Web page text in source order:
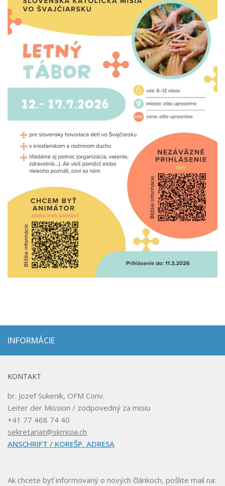
INFORMÁCIE
KONTAKT
br. Jozef Sukeník, OFM Conv.
Leiter der Mission / zodpovedný za misiu
+41 77 468 74 40
sekretariat@skmisia.ch
ANSCHRIFT / KOREŠP. ADRESA
Ak chcete byť informovaný o nových článkoch, pošlite mail na: